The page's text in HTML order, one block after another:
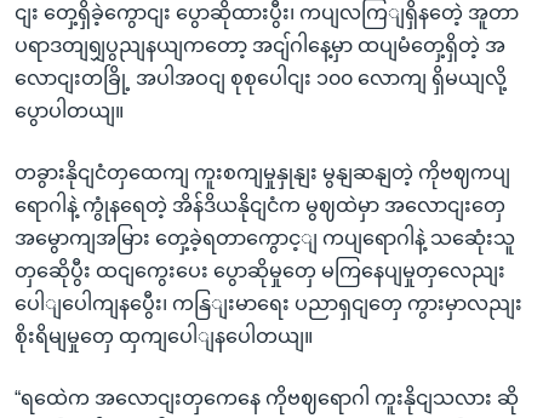
ငျး တှေ့ရှိခဲ့ကွောငျး ပွောဆိုထားပွီး၊ ကပျလကြျရှိနတေဲ့ အူတာ
ပရာဒတျရျှပွညျနယျကတော့ အငျ်ဂါနေ့မှာ ထပျမံတှေ့ရှိတဲ့ အ
လောငျးတခြို့ အပါအဝငျ စုစုပေါငျး ၁၀၀ လောကျ ရှိမယျလို့
ပွောပါတယျ။
တခွားနိုငျငံတှထေကျ ကူးစကျမှုနှုနျး မွနျဆနျတဲ့ ကိုဗဈကပျ
ရောဂါနဲ့ ကွုံနရေတဲ့ အိန်ဒိယနိုငျငံက မွဈထဲမှာ အလောငျးတှေ
အမွောကျအမြား တှေ့ခဲ့ရတာကွောင့ျ ကပျရောဂါနဲ့ သဆေုံးသူ
တှဆေိုပွီး ထငျကွေးပေး ပွောဆိုမှုတှေ မကြနေပျမှုတှလေညျး
ပေါျပေါကျနပွေီး၊ ကနြျးမာရေး ပညာရှငျတှေ ကွားမှာလညျး
စိုးရိမျမှုတှေ ထှကျပေါျနပေါတယျ။
“ရထေဲက အလောငျးတှကေနေ ကိုဗဈရောဂါ ကူးနိုငျသလား ဆို